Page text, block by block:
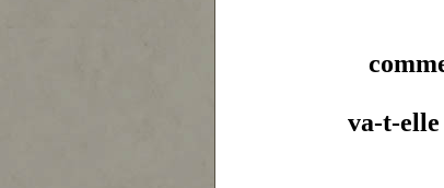
va-t-elle